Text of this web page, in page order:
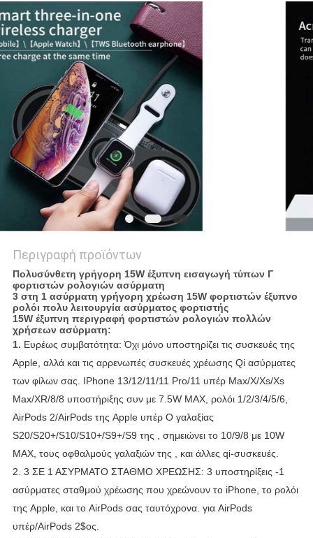
PRIVACY
POLICY
Περιγραφή προϊόντων
Πολυσύνθετη γρήγορη 15W έξυπνη εισαγωγή τύπων Γ
φορτιστών ρολογιών ασύρματη
3 στη 1 ασύρματη γρήγορη χρέωση 15W φορτιστών έξυπνο
ρολόι πολυ λειτουργία ασύρματος φορτιστής
15W έξυπνη περιγραφή φορτιστών ρολογιών πολλών
χρήσεων ασύρματη:
1. Ευρέως συμβατότητα: Όχι μόνο υποστηρίζει τις συσκευές της
Apple, αλλά και τις αρρενωπές συσκευές χρέωσης Qi ασύρματες
των φίλων σας. IPhone 13/12/11/11 Pro/11 υπέρ Max/X/Xs/Xs
Max/XR/8/8 υποστήριξης συν με 7.5W MAX, ρολόι 1/2/3/4/5/6,
AirPods 2/AirPods της Apple υπέρ Ο γαλαξίας
S20/S20+/S10/S10+/S9+/S9 της , σημειώνει το 10/9/8 με 10W
MAX, τους οφθαλμούς γαλαξιών της , και άλλες qi-συσκευές.
2. 3 ΣΕ 1 ΑΣΥΡΜΑΤΟ ΣΤΑΘΜΟ ΧΡΕΩΣΗΣ: 3 υποστηρίξεις -1
ασύρματες σταθμού χρέωσης που χρεώνουν το iPhone, το ρολόι
της Apple, και το AirPods σας ταυτόχρονα. για AirPods
υπέρ/AirPods 2$ος.